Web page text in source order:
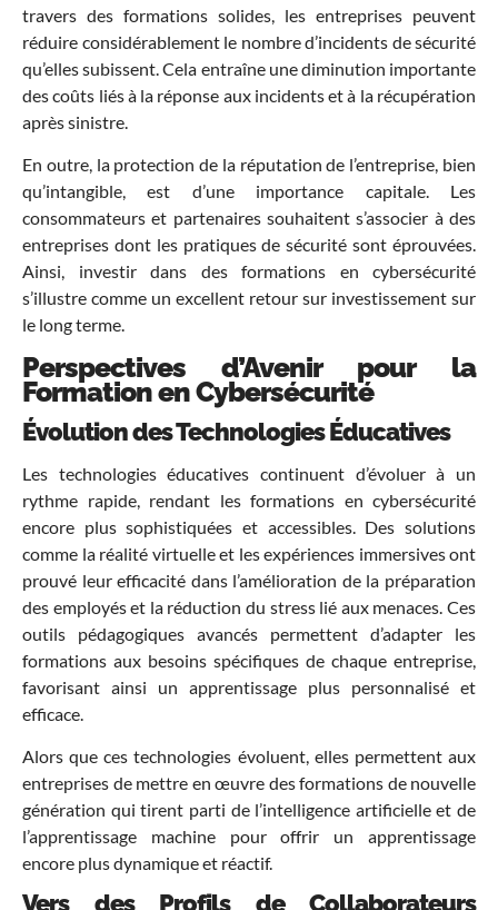
travers des formations solides, les entreprises peuvent
réduire considérablement le nombre d’incidents de sécurité
qu’elles subissent. Cela entraîne une diminution importante
des coûts liés à la réponse aux incidents et à la récupération
après sinistre.
En outre, la protection de la réputation de l’entreprise, bien
qu’intangible, est d’une importance capitale. Les
consommateurs et partenaires souhaitent s’associer à des
entreprises dont les pratiques de sécurité sont éprouvées.
Ainsi, investir dans des formations en cybersécurité
s’illustre comme un excellent retour sur investissement sur
le long terme.
Perspectives d’Avenir pour la
Formation en Cybersécurité
Évolution des Technologies Éducatives
Les technologies éducatives continuent d’évoluer à un
rythme rapide, rendant les formations en cybersécurité
encore plus sophistiquées et accessibles. Des solutions
comme la réalité virtuelle et les expériences immersives ont
prouvé leur efficacité dans l’amélioration de la préparation
des employés et la réduction du stress lié aux menaces. Ces
outils pédagogiques avancés permettent d’adapter les
formations aux besoins spécifiques de chaque entreprise,
favorisant ainsi un apprentissage plus personnalisé et
efficace.
Alors que ces technologies évoluent, elles permettent aux
entreprises de mettre en œuvre des formations de nouvelle
génération qui tirent parti de l’intelligence artificielle et de
l’apprentissage machine pour offrir un apprentissage
encore plus dynamique et réactif.
Vers des Profils de Collaborateurs